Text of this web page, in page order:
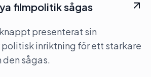
filmpolitik sågas
presenterat sin
inriktning för ett starkare
sågas.